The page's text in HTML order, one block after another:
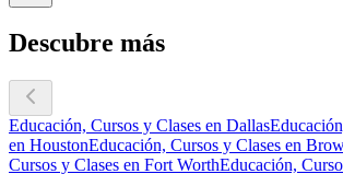
Descubre más
Educación, Cursos y Clases en Dallas
en HoustonEducación, Cursos y Clases en
Cursos y Clases en Fort WorthEducación,